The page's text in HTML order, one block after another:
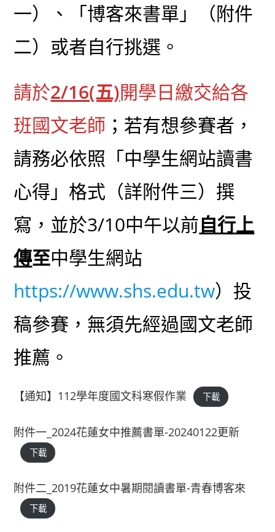
一）、「博客來書單」（附件
二）或者自行挑選。
請於2/16(五)開學日繳交給各
班國文老師 ；若有想參賽者，
請務必依照「中學生網站讀書
心得」格式（詳附件三）撰
寫，並於3/10中午以前自行上
傳至中學生網站
https://www.shs.edu.tw）投
稿參賽，無須先經過國文老師
推薦。
【通知】112學年度國文科寒假作業 下載
附件一_2024花蓮女中推薦書單-20240122更新
下載
附件二_2019花蓮女中暑期閱讀書單-青春博客來
下載